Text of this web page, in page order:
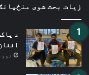
زیات بحث شوی
نوومبر